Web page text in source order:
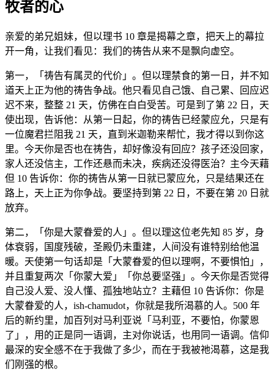
牧者的心
亲爱的弟兄姐妹，但以理书 10 章是揭幕之章，把天上的幕拉
开一角，让我们看见：我们的祷告从来不是飘向虚空。
第一，「祷告有属灵的代价」。但以理禁食的第一日，并不知
道天上正为他的祷告争战。他只看见自己饿、自己累、回应迟
迟不来，整整 21 天，仿佛在白白受苦。可是到了第 22 日，天
使出现，告诉他：从第一日起，你的祷告已经蒙应允，只是有
一位魔君拦阻我 21 天，直到米迦勒来帮忙，我才得以到你这
里。今天你是否也在祷告，却好像没有回应？孩子还没回家，
家人还没信主，工作还悬而未决，疾病还没得医治？主今天藉
但 10 告诉你：你的祷告从第一日就已蒙应允，只是结果还在
路上，天上正为你争战。要坚持到第 22 日，不要在第 20 日就
放弃。
第二，「你是大蒙眷爱的人」。但以理这位老先知 85 岁，身
体衰弱，国度残破，圣殿仍未重建，人间没有谁特别给他温
暖。天使第一句话却是「大蒙眷爱的但以理啊，不要惧怕」，
并且重复两次「你蒙大爱」「你总要坚强」。今天你是否觉得
自己没人爱、没人懂、孤独地站立？主藉但 10 告诉你：你是
大蒙眷爱的人，ish-chamudot，你就是我所渴慕的人。500 年
后的新约里，加百列对马利亚说「马利亚，不要怕，你蒙恩
了」，用的正是同一语调，主对你说话，也用同一语调。信仰
最深的安全感不在于我做了多少，而在于我被祂渴慕，这是我
们刚强的根。